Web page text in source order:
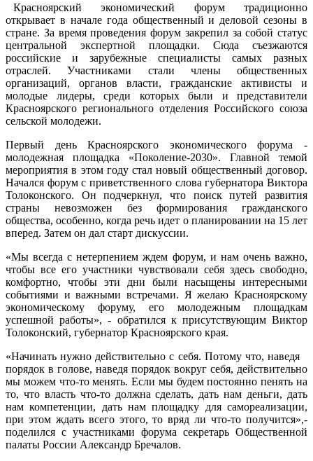
Красноярский экономический форум традиционно
открывает в начале года общественный и деловой сезоны в
стране. За время проведения форум закрепил за собой статус
центральной экспертной площадки. Сюда съезжаются
российские и зарубежные специалисты самых разных
отраслей. Участниками стали члены общественных
организаций, органов власти, гражданские активисты и
молодые лидеры, среди которых были и представители
Красноярского регионального отделения Российского союза
сельской молодежи.
Первый день Красноярского экономического форума -
молодежная площадка «Поколение-2030». Главной темой
мероприятия в этом году стал новый общественный договор.
Начался форум с приветственного слова губернатора Виктора
Толоконского. Он подчеркнул, что поиск путей развития
страны невозможен без формирования гражданского
общества, особенно, когда речь идет о планировании на 15 лет
вперед. Затем он дал старт дискуссии.
«Мы всегда с нетерпением ждем форум, и нам очень важно,
чтобы все его участники чувствовали себя здесь свободно,
комфортно, чтобы эти дни были насыщены интересными
событиями и важными встречами. Я желаю Красноярскому
экономическому форуму, его молодежным площадкам
успешной работы», - обратился к присутствующим Виктор
Толоконский, губернатор Красноярского края.
«Начинать нужно действительно с себя. Потому что, наведя
порядок в голове, наведя порядок вокруг себя, действительно
мы можем что-то менять. Если мы будем постоянно пенять на
то, что власть что-то должна сделать, дать нам деньги, дать
нам компетенции, дать нам площадку для самореализации,
при этом ждать всего этого, то вряд ли что-то получится»,-
поделился с участниками форума секретарь Общественной
палаты России Александр Бречалов.